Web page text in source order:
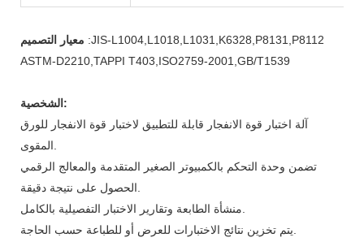
:JIS-L1004,L1018,L1031,K6328,P8131,P8112
ASTM-D2210,TAPPI T403,ISO2759-2001,GB/T1539
الشخصية:
آلة اختبار قوة الانفجار قابلة للتطبيق لاختبار قوة الانفجار للورق
تضمن وحدة التحكم بالكمبيوتر الصغير المتقدمة والمعالج الرقمي